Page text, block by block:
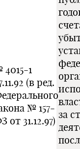
1
(в ред.
№ 157-
от 31.12.97)
за